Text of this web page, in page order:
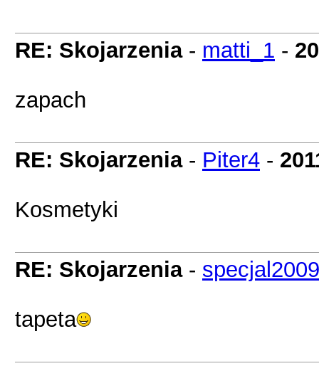
RE: Skojarzenia- matti_1 -
zapach
RE: Skojarzenia- Piter4 -
Kosmetyki
RE: Skojarzenia- specjal2009
tapeta